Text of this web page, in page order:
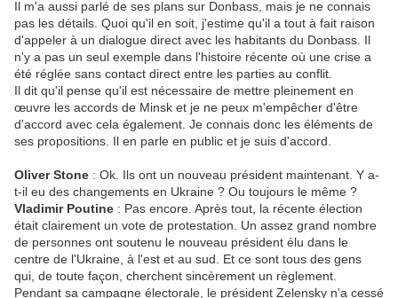
Il m'a aussi parlé de ses plans sur Donbass, mais je ne connais
pas les détails. Quoi qu'il en soit, j'estime qu'il a tout à fait raison
d'appeler à un dialogue direct avec les habitants du Donbass. Il
n'y a pas un seul exemple dans l'histoire récente où une crise a
été réglée sans contact direct entre les parties au conflit.
Il dit qu'il pense qu'il est nécessaire de mettre pleinement en
œuvre les accords de Minsk et je ne peux m'empêcher d'être
d'accord avec cela également. Je connais donc les éléments de
ses propositions. Il en parle en public et je suis d'accord.
Oliver Stone : Ok. Ils ont un nouveau président maintenant. Y a-
t-il eu des changements en Ukraine ? Ou toujours le même ?
Vladimir Poutine : Pas encore. Après tout, la récente élection
était clairement un vote de protestation. Un assez grand nombre
de personnes ont soutenu le nouveau président élu dans le
centre de l'Ukraine, à l'est et au sud. Et ce sont tous des gens
qui, de toute façon, cherchent sincèrement un règlement.
Pendant sa campagne électorale, le président Zelensky n'a cessé